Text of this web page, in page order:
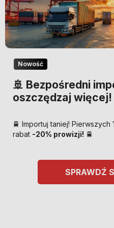
Nowość
🚢 Bezpośredni
oszczędzaj więcej!
🚆 Importuj taniej!
rabat -20% prowizji! 🚆
SPRAWDŹ